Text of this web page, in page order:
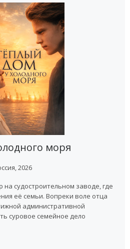
моря
2026
на судостроительном заводе, где
её семьи. Вопреки воле отца
административной
суровое семейное дело